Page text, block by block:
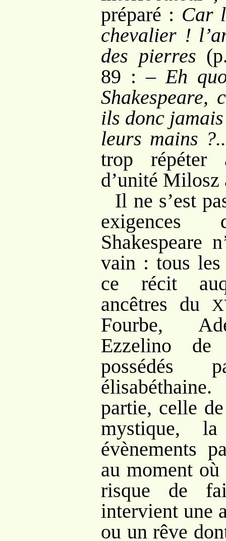
préparé : Car
chevalier !
des pierres
89 : –Eh
Shakespeare,
ils donc
leurs mains
trop répéter
d’unité Milosz
Il ne s’est
Shakespeare
vain : tous les
ce récit
ancêtres du
Fourbe,
Ezzelino de
possédés
partie, celle
mystique,
évènements
au moment où
risque de
intervient une
ou un rêve